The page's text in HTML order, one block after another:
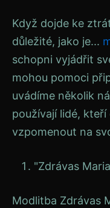
Když dojde ke
důležité, jako je...
schopni vyjádřit
mohou pomoci
uvádíme několik
používají lidé,
vzpomenout na
"Zdrávas
Modlitba Zdrávas